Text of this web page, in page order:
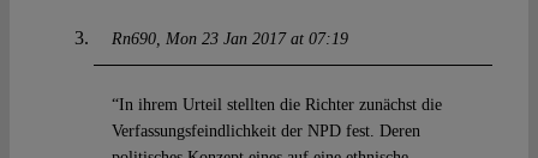
Rn690 Mon 23 Jan 2017 at 07:19
“In ihrem Urteil stellten die Richter zunächst die
Verfassungsfeindlichkeit der NPD fest. Deren